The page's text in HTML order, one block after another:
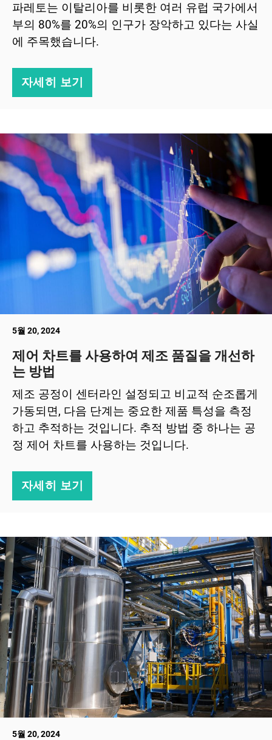
파레토는 이탈리아를 비롯한 여러 유럽 국가에서
부의 80%를 20%의 인구가 장악하고 있다는 사실
에 주목했습니다.
자세히 보기
5월 20, 2024
제어 차트를 사용하여 제조 품질을 개선하
는 방법
제조 공정이 센터라인 설정되고 비교적 순조롭게
가동되면, 다음 단계는 중요한 제품 특성을 측정
하고 추적하는 것입니다. 추적 방법 중 하나는 공
정 제어 차트를 사용하는 것입니다.
자세히 보기
5월 20, 2024